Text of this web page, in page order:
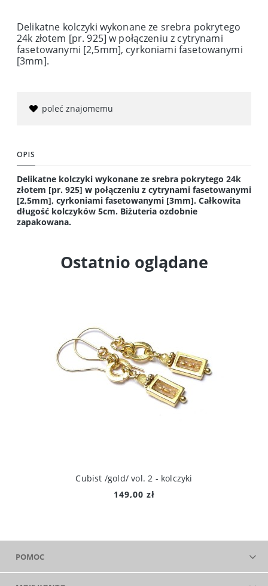
Delikatne kolczyki wykonane ze srebra pokrytego
24k złotem [pr. 925] w połączeniu z cytrynami
fasetowanymi [2,5mm], cyrkoniami fasetowanymi
[3mm].
poleć znajomemu
OPIS
Delikatne kolczyki wykonane ze srebra pokrytego 24k
złotem [pr. 925] w połączeniu z cytrynami fasetowanymi
[2,5mm], cyrkoniami fasetowanymi [3mm]. Całkowita
długość kolczyków 5cm. Biżuteria ozdobnie
zapakowana.
Ostatnio oglądane
Cubist /gold/ vol. 2 - kolczyki
149,00 zł
POMOC